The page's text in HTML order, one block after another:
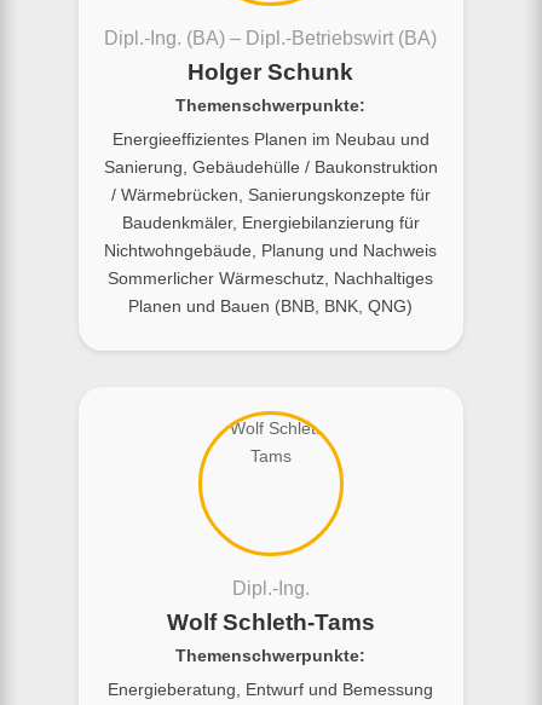
Dipl.-Ing. (BA) – Dipl.-Betriebswirt (BA)
Holger Schunk
Themenschwerpunkte:
Energieeffizientes Planen im Neubau und
Sanierung, Gebäudehülle / Baukonstruktion
/ Wärmebrücken, Sanierungskonzepte für
Baudenkmäler, Energiebilanzierung für
Nichtwohngebäude, Planung und Nachweis
Sommerlicher Wärmeschutz, Nachhaltiges
Planen und Bauen (BNB, BNK, QNG)
Dipl.-Ing.
Wolf Schleth-Tams
Themenschwerpunkte:
Energieberatung, Entwurf und Bemessung